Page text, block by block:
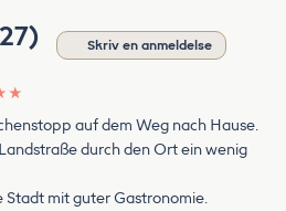
Skriv en anmeldelse
★
auf dem Weg nach Hause.
durch den Ort ein wenig
Stadt mit guter Gastronomie.